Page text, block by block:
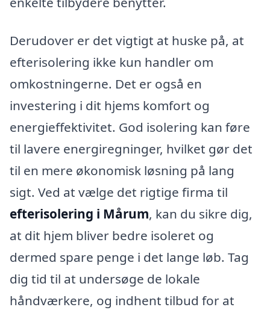
Derudover er det vigtigt at huske på, at
efterisolering ikke kun handler om
omkostningerne. Det er også en
investering i dit hjems komfort og
energieffektivitet. God isolering kan føre
til lavere energiregninger, hvilket gør det
til en mere økonomisk løsning på lang
sigt. Ved at vælge det rigtige firma til
efterisolering i Mårum, kan du sikre dig,
at dit hjem bliver bedre isoleret og
dermed spare penge i det lange løb. Tag
dig tid til at undersøge de lokale
håndværkere, og indhent tilbud for at